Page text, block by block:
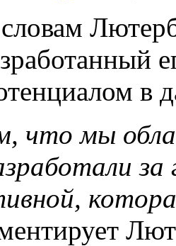
в
что мы
за